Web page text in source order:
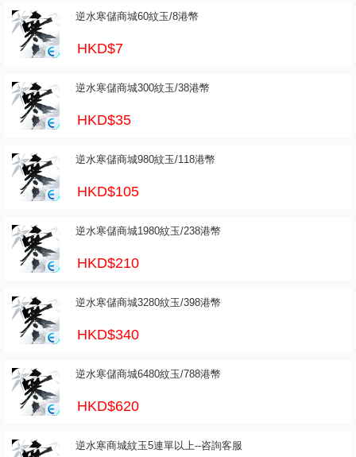
逆水寒儲商城60紋玉/8港幣
HKD$7
逆水寒儲商城300紋玉/38港幣
HKD$35
逆水寒儲商城980紋玉/118港幣
HKD$105
逆水寒儲商城1980紋玉/238港幣
HKD$210
逆水寒儲商城3280紋玉/398港幣
HKD$340
逆水寒儲商城6480紋玉/788港幣
HKD$620
逆水寒商城紋玉5連單以上--咨詢客服